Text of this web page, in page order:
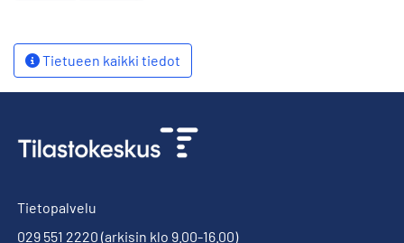
Tietueen kaikki tiedot
Tietopalvelu
029 551 2220 (arkisin klo 9.00-16.00)